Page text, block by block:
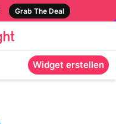
Grab The Deal
Widget erstellen